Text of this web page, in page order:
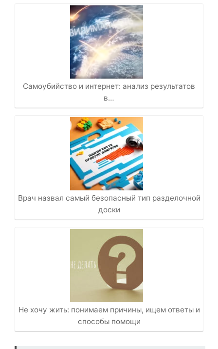
Самоубийство и интернет: анализ результатов
в…
Врач назвал самый безопасный тип разделочной
доски
Не хочу жить: понимаем причины, ищем ответы и
способы помощи